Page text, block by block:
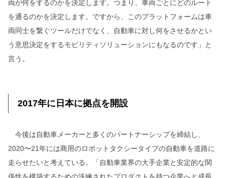
両が何をするのかを決定します。つまり、車両ごとにどのルート
を通るのかを決定します。ですから、このプラットフォームは車
両同士を繋ぐツールだけでなく、自動車に対し何をさせるかとい
う意思決定をするモビリティソリューションにもなるのです」と
言う。
2017年に日本に拠点を開設
今後は自動車メーカーと多くのパートナーシップを締結し、
2020〜21年には商用のロボットタクシータイプの自動車を道路に
走らせたいと考えている。「自動車業界の大手企業と安定的な関
係性を構築するための洗練されたプロダクトを持つ企業へと成長